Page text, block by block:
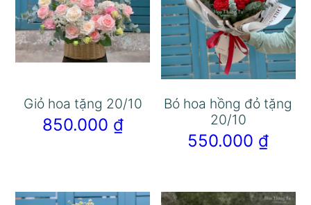
Giỏ hoa tặng 20/10
850.000 ₫
Bó hoa hồng đỏ tặng
20/10
550.000 ₫